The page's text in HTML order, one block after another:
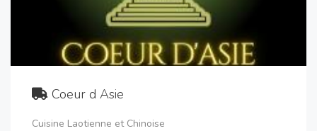
Coeur d Asie
Cuisine Laotienne et Chinoise